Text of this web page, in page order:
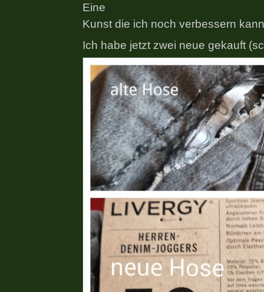
Eine
Kunst die ich noch verbessern
Ich habe jetzt zwei neue gekauft